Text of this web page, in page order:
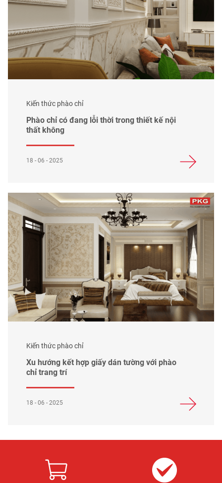
Kiến thức phào chỉ
Phào chỉ có đang lỗi thời trong thiết kế nội
thất không
18 - 06 - 2025
Kiến thức phào chỉ
Xu hướng kết hợp giấy dán tường với phào
chỉ trang trí
18 - 06 - 2025